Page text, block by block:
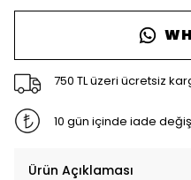
750 TL üzeri ücretsiz
10 gün içinde iade
Ürün Açıklaması